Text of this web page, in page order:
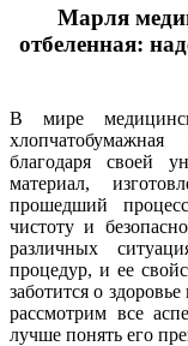
Марля
отбеленная:
В мире
благодаря своей
материал,
прошедший
чистоту и
различных
процедур, и ее
заботится о
рассмотрим все
лучше понять его